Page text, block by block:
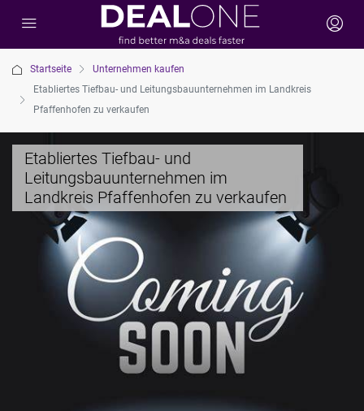
Startseite
Unternehmen kaufen
Etabliertes Tiefbau- und Leitungsbauunternehmen im Landkreis
Pfaffenhofen zu verkaufen
Etabliertes Tiefbau- und
Leitungsbauunternehmen im
Landkreis Pfaffenhofen zu verkaufen